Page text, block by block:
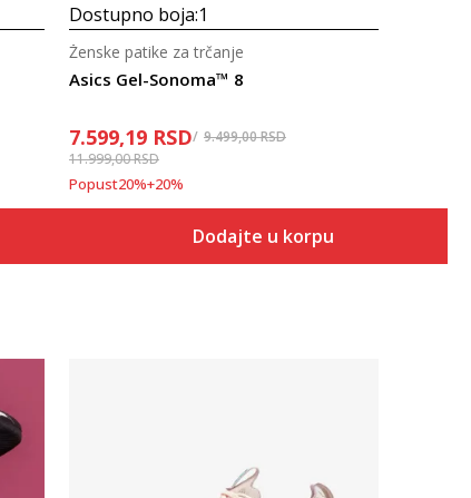
Dostupno boja:1
Asics Gel-Sonoma™ 8
Ženske patike za trčanje
7.599,19 RSD 9.499,00RSD
11.999,00RSD
Popust20%+20%
Dodajte u korpu